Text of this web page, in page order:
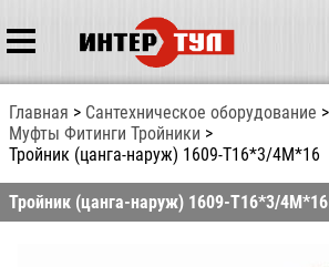
Главная
Сантехническое оборудование
Муфты Фитинги Тройники
Тройник (цанга-наруж) 1609-Т16*3/4М*16
Тройник (цанга-наруж) 1609-Т16*3/4М*16